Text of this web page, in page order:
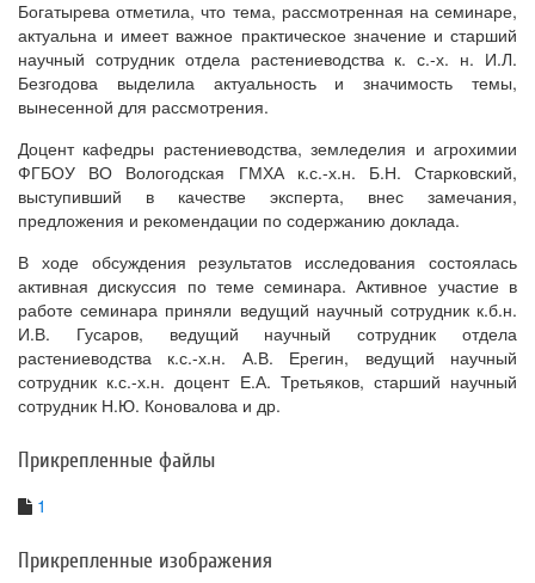
Богатырева отметила, что тема, рассмотренная на семинаре,
актуальна и имеет важное практическое значение и старший
научный сотрудник отдела растениеводства к. с.-х. н. И.Л.
Безгодова выделила актуальность и значимость темы,
вынесенной для рассмотрения.
Доцент кафедры растениеводства, земледелия и агрохимии
ФГБОУ ВО Вологодская ГМХА к.с.-х.н. Б.Н. Старковский,
выступивший в качестве эксперта, внес замечания,
предложения и рекомендации по содержанию доклада.
В ходе обсуждения результатов исследования состоялась
активная дискуссия по теме семинара. Активное участие в
работе семинара приняли ведущий научный сотрудник к.б.н.
И.В. Гусаров, ведущий научный сотрудник отдела
растениеводства к.с.-х.н. А.В. Ерегин, ведущий научный
сотрудник к.с.-х.н. доцент Е.А. Третьяков, старший научный
сотрудник Н.Ю. Коновалова и др.
Прикрепленные файлы
1
Прикрепленные изображения